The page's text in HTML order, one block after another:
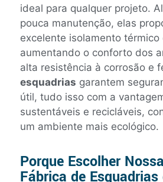
ideal para qualquer projeto.
pouca manutenção, elas
excelente isolamento térmico
aumentando o conforto dos
alta resistência à corrosão e
esquadrias garantem
útil, tudo isso com a
sustentáveis e recicláveis,
um ambiente mais ecológico.
Porque Escolher Nossa
Fábrica de